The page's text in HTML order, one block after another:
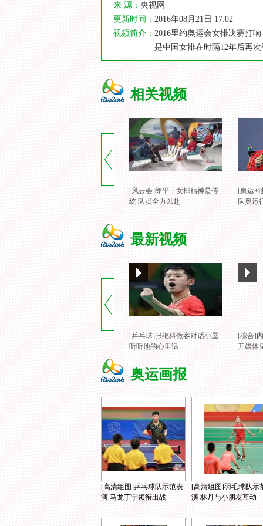
来 源： 央视网
更新时间： 2016年08月21日 17:02
视频简介： 2016里约奥运会女排决赛打
是中国女排在时隔12年后再
相关视频
[风云会]郎平：女排精神是传
统 队员全力以赴
[奥运+
队奥运
最新视频
[乒乓球]张继科做客对话小屋
听听他的心里话
[综合]
开媒体
奥运画报
[高清组图]乒乓球队示范表
演 马龙丁宁领衔出战
[高清组图]羽毛球队示
演 林丹与小朋友互动